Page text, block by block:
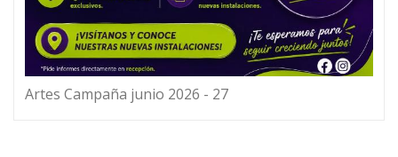
Artes Campaña junio 2026 - 27